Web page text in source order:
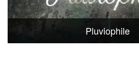
Pluviophile